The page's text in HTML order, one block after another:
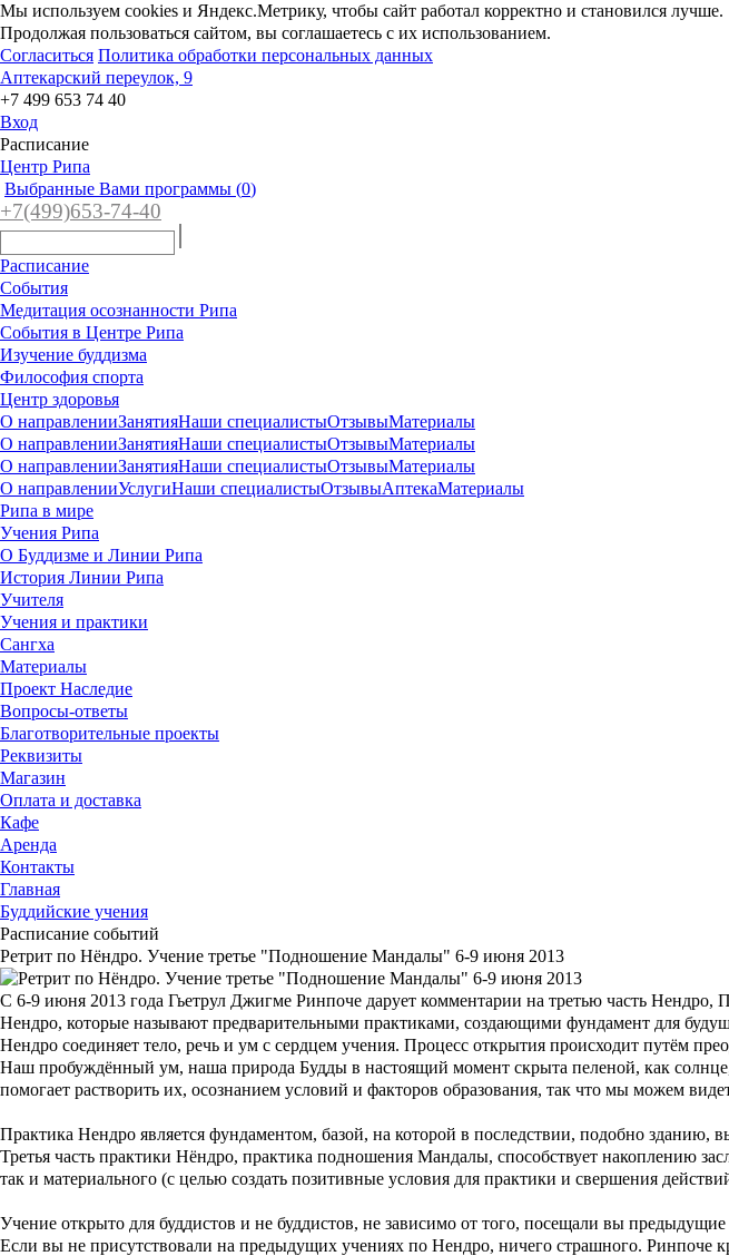
Мы используем cookies и Яндекс.Метрику, чтобы сайт работал корректно и становился лучше.
Продолжая пользоваться сайтом, вы соглашаетесь с их использованием.
Согласиться Политика обработки персональных данных
Аптекарский переулок, 9
+7 499 653 74 40
Вход
Расписание
Центр Рипа
Выбранные Вами программы (0)
+7(499)653-74-40
Расписание
События
Медитация осознанности Рипа
События в Центре Рипа
Изучение буддизма
Философия спорта
Центр здоровья
О направленииЗанятияНаши специалистыОтзывыМатериалы
О направленииЗанятияНаши специалистыОтзывыМатериалы
О направленииЗанятияНаши специалистыОтзывыМатериалы
О направленииУслугиНаши специалистыОтзывыАптекаМатериалы
Рипа в мире
Учения Рипа
О Буддизме и Линии Рипа
История Линии Рипа
Учителя
Учения и практики
Сангха
Материалы
Проект Наследие
Вопросы-ответы
Благотворительные проекты
Реквизиты
Магазин
Оплата и доставка
Кафе
Аренда
Контакты
Главная
Буддийские учения
Расписание событий
Ретрит по Нёндро. Учение третье "Подношение Мандалы" 6-9 июня 2013
С 6-9 июня 2013 года Гьетрул Джигме Ринпоче дарует комментарии на третью часть
Нендро, которые называют предварительными практиками, создающими фундамент для
Нендро соединяет тело, речь и ум с сердцем учения. Процесс открытия происходит путём
Наш пробуждённый ум, наша природа Будды в настоящий момент скрыта пеленой, как
помогает растворить их, осознанием условий и факторов образования, так что мы можем
Практика Нендро является фундаментом, базой, на которой в последствии, подобно зданию,
Третья часть практики Нёндро, практика подношения Мандалы, способствует накоплению
так и материального (с целью создать позитивные условия для практики и свершения
Учение открыто для буддистов и не буддистов, не зависимо от того, посещали вы
Если вы не присутствовали на предыдущих учениях по Нендро, ничего страшного. Ринпоче